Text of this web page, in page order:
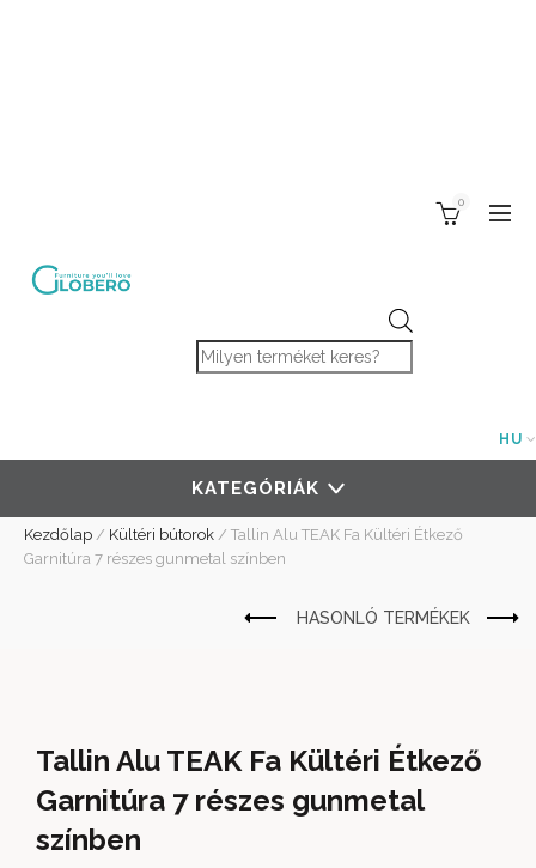
Products search
0
HU
KATEGÓRIÁK
Kezdőlap / Kültéri bútorok / Tallin Alu TEAK Fa Kültéri Étkező
Garnitúra 7 részes gunmetal színben
Tallin Alu TEAK Fa Kültéri Étkező
Garnitúra 7 részes gunmetal
színben